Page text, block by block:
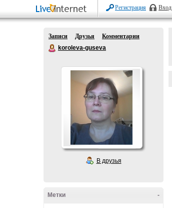
Регистрация Вход
Записи Друзья
Комментарии
koroleva-guseva
В друзья
-
Метки